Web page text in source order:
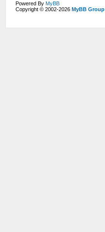
Powered ByMyBB
Copyright © 2002-2026MyBB Group